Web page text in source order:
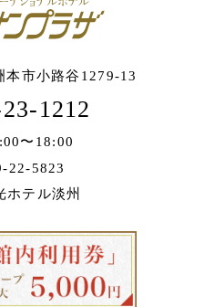
本市小路谷1279-13
1212
〜18:00
22-5823
ホテル淡州